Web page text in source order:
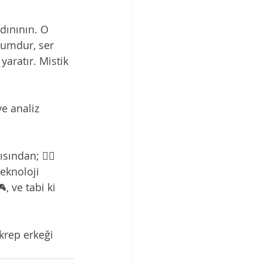
O
ser
Mistik
analiz
❤️‍🔥
ve tabi ki
erkeği